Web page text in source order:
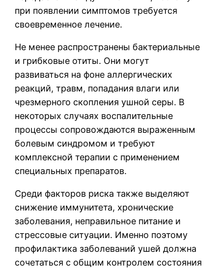
при появлении симптомов требуется
своевременное лечение.
Не менее распространены бактериальные
и грибковые отиты. Они могут
развиваться на фоне аллергических
реакций, травм, попадания влаги или
чрезмерного скопления ушной серы. В
некоторых случаях воспалительные
процессы сопровождаются выраженным
болевым синдромом и требуют
комплексной терапии с применением
специальных препаратов.
Среди факторов риска также выделяют
снижение иммунитета, хронические
заболевания, неправильное питание и
стрессовые ситуации. Именно поэтому
профилактика заболеваний ушей должна
сочетаться с общим контролем состояния